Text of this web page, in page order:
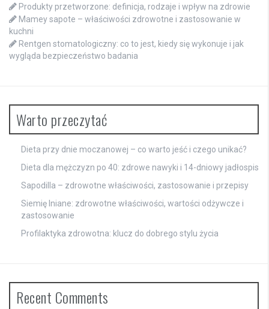
Produkty przetworzone: definicja, rodzaje i wpływ na zdrowie
Mamey sapote – właściwości zdrowotne i zastosowanie w
kuchni
Rentgen stomatologiczny: co to jest, kiedy się wykonuje i jak
wygląda bezpieczeństwo badania
Warto przeczytać
Dieta przy dnie moczanowej – co warto jeść i czego unikać?
Dieta dla mężczyzn po 40: zdrowe nawyki i 14-dniowy jadłospis
Sapodilla – zdrowotne właściwości, zastosowanie i przepisy
Siemię lniane: zdrowotne właściwości, wartości odżywcze i
zastosowanie
Profilaktyka zdrowotna: klucz do dobrego stylu życia
Recent Comments